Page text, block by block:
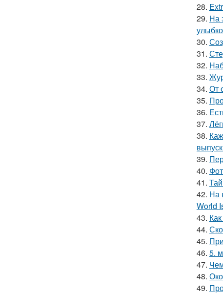
28.
29. На
30.
31.
32.
33.
34. От
35.
36.
37.
38.
39.
40.
41.
42. На
World
43.
44.
45.
46. 5.
47.
48.
49.